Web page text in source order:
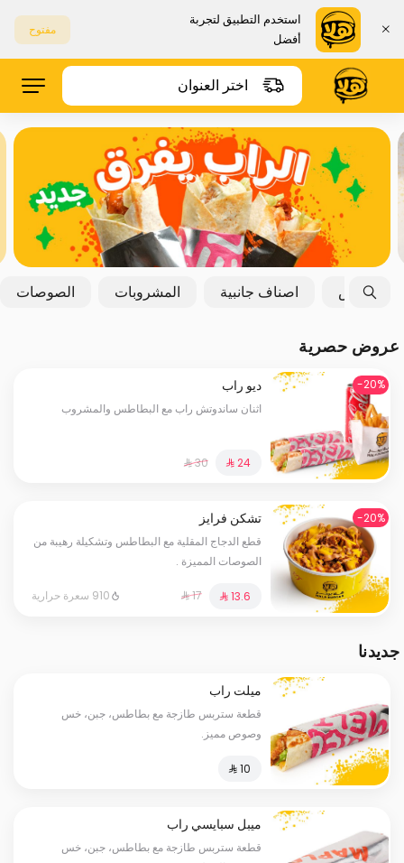
استخدم التطبيق لتجربة
أفضل
مفتوح
اختر العنوان
البطاطس اصناف جانبية المشروبات الصوصات
عروض حصرية
20%- ديو راب
اثنان ساندوتش راب مع البطاطس والمشروب
⁨⁦‪‬ 24⁩
⁨⁦‪‬ 30⁩
20%- تشكن فرايز
قطع الدجاج المقلية مع البطاطس وتشكيلة رهيبة من
الصوصات المميزة .
⁨⁦‪‬ 17⁩ 910 سعرة حرارية
جديدنا
ميلت راب
قطعة ستربس طازجة مع بطاطس، جبن، خس
وصوص مميز.
ميبل سبايسي راب
قطعة ستربس طازجة مع بطاطس، جبن، خس